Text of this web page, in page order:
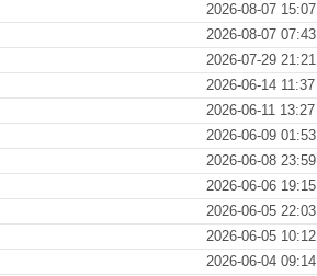
2026-08-07 15:07
2026-08-07 07:43
2026-07-29 21:21
2026-06-14 11:37
2026-06-11 13:27
2026-06-09 01:53
2026-06-08 23:59
2026-06-06 19:15
2026-06-05 22:03
2026-06-05 10:12
2026-06-04 09:14